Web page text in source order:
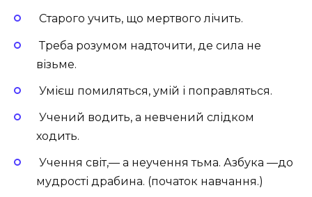
Старого учить, що мертвого лічить.
Треба розумом надточити, де сила не
візьме.
Умієш помиляться, умій і поправляться.
Учений водить, а невчений слідком
ходить.
Учення світ,— а неучення тьма. Азбука —до
мудрості драбина. (початок навчання.)